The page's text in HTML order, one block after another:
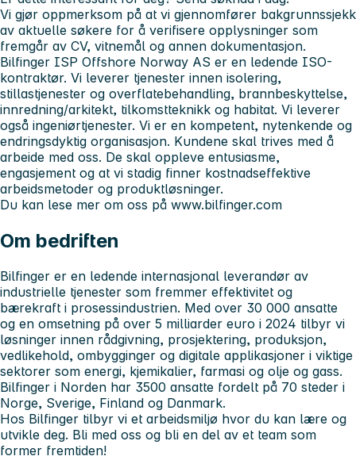
Vi gjør oppmerksom på at vi gjennomfører bakgrunnssjekk
av aktuelle søkere for å verifisere opplysninger som
fremgår av CV, vitnemål og annen dokumentasjon.
Bilfinger ISP Offshore Norway AS er en ledende ISO-
kontraktør. Vi leverer tjenester innen isolering,
stillastjenester og overflatebehandling, brannbeskyttelse,
innredning/arkitekt, tilkomstteknikk og habitat. Vi leverer
også ingeniørtjenester. Vi er en kompetent, nytenkende og
endringsdyktig organisasjon. Kundene skal trives med å
arbeide med oss. De skal oppleve entusiasme,
engasjement og at vi stadig finner kostnadseffektive
arbeidsmetoder og produktløsninger.
Du kan lese mer om oss på www.bilfinger.com
Om bedriften
Bilfinger er en ledende internasjonal leverandør av
industrielle tjenester som fremmer effektivitet og
bærekraft i prosessindustrien. Med over 30 000 ansatte
og en omsetning på over 5 milliarder euro i 2024 tilbyr vi
løsninger innen rådgivning, prosjektering, produksjon,
vedlikehold, ombygginger og digitale applikasjoner i viktige
sektorer som energi, kjemikalier, farmasi og olje og gass.
Bilfinger i Norden har 3500 ansatte fordelt på 70 steder i
Norge, Sverige, Finland og Danmark.
Hos Bilfinger tilbyr vi et arbeidsmiljø hvor du kan lære og
utvikle deg. Bli med oss og bli en del av et team som
former fremtiden!